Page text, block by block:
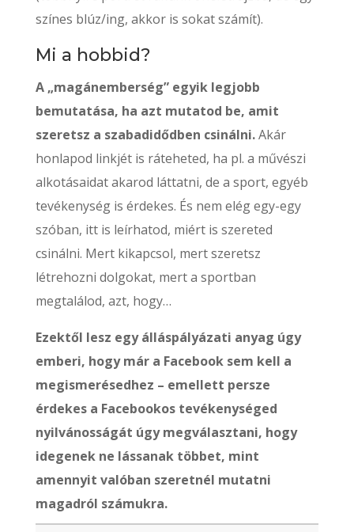
színes blúz/ing, akkor is sokat számít).
Mi a hobbid?
A „magánemberség” egyik legjobb
bemutatása, ha azt mutatod be, amit
szeretsz a szabadidődben csinálni.Akár
honlapod linkjét is ráteheted, ha pl. a művészi
alkotásaidat akarod láttatni, de a sport, egyéb
tevékenység is érdekes. És nem elég egy-egy
szóban, itt is leírhatod, miért is szereted
csinálni. Mert kikapcsol, mert szeretsz
létrehozni dolgokat, mert a sportban
megtalálod, azt, hogy…
Ezektől lesz egy álláspályázati anyag úgy
emberi, hogy már a Facebook sem kell a
megismerésedhez – emellett persze
érdekes a Facebookos tevékenységed
nyilvánosságát úgy megválasztani, hogy
idegenek ne lássanak többet, mint
amennyit valóban szeretnél mutatni
magadról számukra.